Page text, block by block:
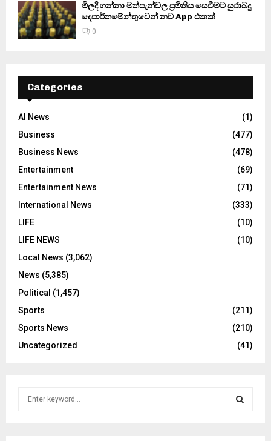
මිලදී ගන්නා මත්පැන්වල ප්‍රමිතිය සෙවීමට සුරාබදු
දෙපාර්තමේන්තුවෙන් නව App එකක්
0
Categories
AI News
(1)
Business
(477)
Business News
(478)
Entertainment
(69)
Entertainment News
(71)
International News
(333)
LIFE
(10)
LIFE NEWS
(10)
Local News (3,062)
News (5,385)
Political (1,457)
Sports
(211)
Sports News
(210)
Uncategorized
(41)